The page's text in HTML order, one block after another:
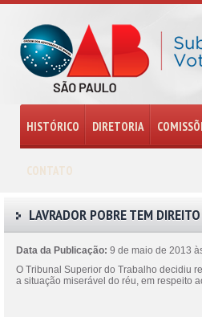
HISTÓRICO DIRETORIA
CONTATO
LAVRADOR POBRE TEM
Data da Publicação: 9 de maio de 2013
O Tribunal Superior do Trabalho decidiu
a situação miserável do réu, em respeito